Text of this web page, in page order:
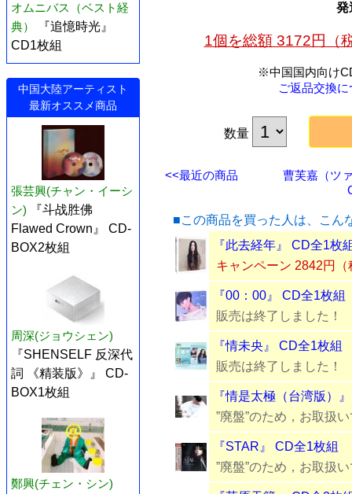
オムニバス（ベスト経
典）
『追憶時光』
CD1枚組
中国大陸アーティスト
最新オススメ商品
張芸興(チャン・イーシ
ン)
『斗战胜佛
Flawed Crown』 CD-
BOX2枚組
周深(ジョウシェン)
『SHENSELF 反深代
詞 《精装版》』 CD-
BOX1枚組
鄭興(チェン・シン)
発
1個を総額 3172円（
※中国国内向け
ご返品交換
数量
<<最近の商品
曹芙嘉（ツ
■この商品を買った人は、こん
『此去経年』 CD全1枚
キャンペーン 2842円（
『00：00』 CD全1枚組
販売は終了しました！
『情未央』 CD全1枚組
販売は終了しました！
『情是太極（台湾版）
”廃盤”のため，お取扱
『STAR』 CD全1枚組
”廃盤”のため，お取扱